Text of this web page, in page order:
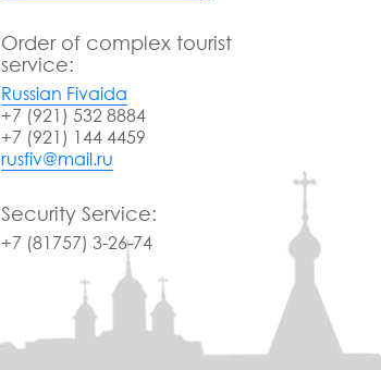
Order of complex tourist
service:
Russian Fivaida
+7 (921) 532 8884
+7 (921) 144 4459
rusfiv@mail.ru
Security Service:
+7 (81757) 3-26-74